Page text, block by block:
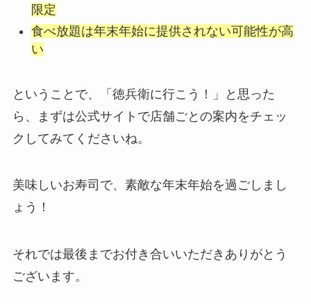
限定
食べ放題は年末年始に提供されない可能性が高
い
ということで、「徳兵衛に行こう！」と思った
ら、まずは公式サイトで店舗ごとの案内をチェッ
クしてみてくださいね。
美味しいお寿司で、素敵な年末年始を過ごしまし
ょう！
それでは最後までお付き合いいただきありがとう
ございます。